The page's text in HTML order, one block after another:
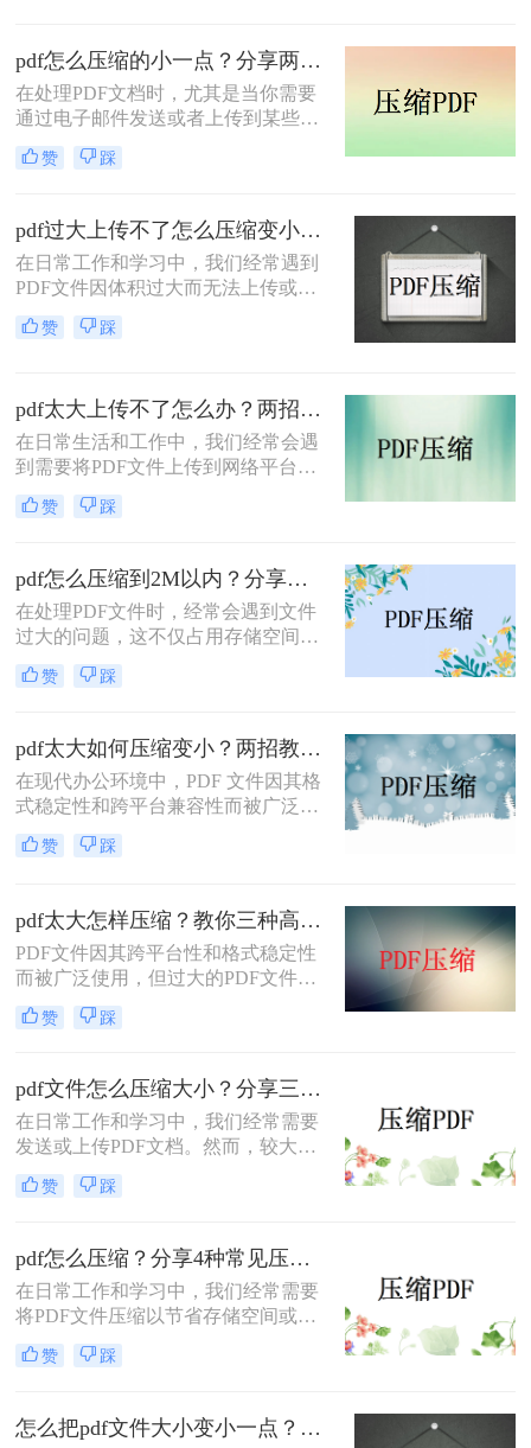
绍三种实用的PDF压缩方法，帮助您
轻松将PDF文件压缩得更小。
pdf怎么压缩的小一点？分享两种实用压缩方法！
在处理PDF文档时，尤其是当你需要
通过电子邮件发送或者上传到某些对
文件大小有限制的平台时，压缩PDF
文件变得尤为重要。那么pdf怎么压缩
PDF压缩方法。
赞 踩
pdf过大上传不了怎么压缩变小？快来试试这3种压缩方法！
在日常工作和学习中，我们经常遇到
PDF文件因体积过大而无法上传或分
享的情况。那么pdf过大上传不了怎么
压缩变小呢？为了帮助您轻松应对这
赞 踩
pdf太大上传不了怎么办？两招帮你解决！
在日常生活和工作中，我们经常会遇
到需要将PDF文件上传到网络平台或
发送给他人的情况。然而，有时PDF
文件过大，导致无法顺利上传或发
本文将介绍两种解决PDF文件过大无
法上传的方法，帮助你轻松应对这一
问题。
赞 踩
pdf怎么压缩到2M以内？分享两种实用压缩方法！
在处理PDF文件时，经常会遇到文件
过大的问题，这不仅占用存储空间，
还影响文件的传输速度。为了满足特
定需求，将PDF文件压缩到2M以内变
以内呢？本文将介绍两种常用的PDF
压缩方法。
赞 踩
pdf太大如何压缩变小？两招教你轻松压缩！
在现代办公环境中，PDF 文件因其格
式稳定性和跨平台兼容性而被广泛使
用。然而，当这些文件变得过大时，
它们不仅占用大量存储空间，而且在
传到某些平台。因此，掌握pdf太大如
何压缩变小是十分必要的。本文将介
绍两种实用的方法来解决这个问题，
帮助您轻松完成 PDF 文件的压缩。
赞 踩
pdf太大怎样压缩？教你三种高效方法！
PDF文件因其跨平台性和格式稳定性
而被广泛使用，但过大的PDF文件不
仅占用存储空间，还会影响传输速度
和加载速度。为了解决pdf太大怎样压
件的方法。
赞 踩
pdf文件怎么压缩大小？分享三种实用压缩方法！
在日常工作和学习中，我们经常需要
发送或上传PDF文档。然而，较大的
文件可能会导致传输缓慢或者无法满
足上传限制。那么pdf文件怎么压缩大
缩方法，帮助你轻松减小文件大小。
赞 踩
pdf怎么压缩？分享4种常见压缩方法！
在日常工作和学习中，我们经常需要
将PDF文件压缩以节省存储空间或加
快传输速度。那么pdf怎么压缩呢？本
文将介绍几种常见的PDF压缩方法。
赞 踩
怎么把pdf文件大小变小一点？四种方法对比，一看就懂！